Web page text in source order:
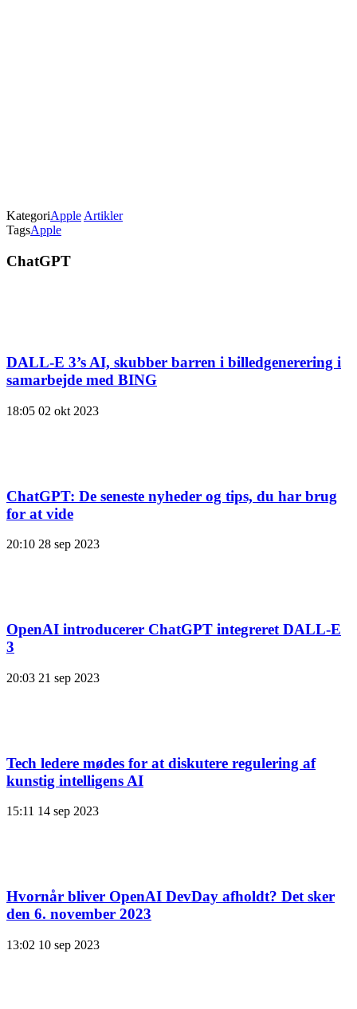
KategoriApple Artikler
TagsApple
ChatGPT
DALL-E 3’s AI, skubber barren i billedgenerering i
samarbejde med BING
18:05 02 okt 2023
ChatGPT: De seneste nyheder og tips, du har brug
for at vide
20:10 28 sep 2023
OpenAI introducerer ChatGPT integreret DALL-E
3
20:03 21 sep 2023
Tech ledere mødes for at diskutere regulering af
kunstig intelligens AI
15:11 14 sep 2023
Hvornår bliver OpenAI DevDay afholdt? Det sker
den 6. november 2023
13:02 10 sep 2023